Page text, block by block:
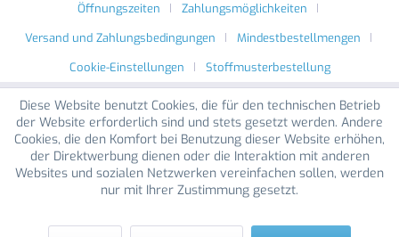
Öffnungszeiten
Zahlungsmöglichkeiten
Versand und Zahlungsbedingungen
Mindestbestellmengen
Cookie-Einstellungen
Stoffmusterbestellung
Diese Website benutzt Cookies, die für den technischen Betrieb
der Website erforderlich sind und stets gesetzt werden. Andere
Cookies, die den Komfort bei Benutzung dieser Website erhöhen,
der Direktwerbung dienen oder die Interaktion mit anderen
Websites und sozialen Netzwerken vereinfachen sollen, werden
nur mit Ihrer Zustimmung gesetzt.